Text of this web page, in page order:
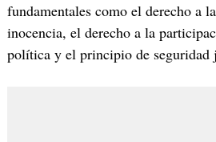
fundamentales como el derecho a
inocencia, el derecho a la
política y el principio de seguridad